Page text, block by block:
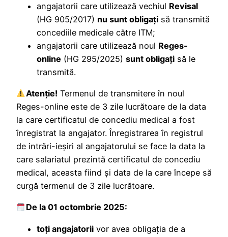
angajatorii care utilizează vechiul Revisal
(HG 905/2017) nu sunt obligaţi să transmită
concediile medicale către ITM;
angajatorii care utilizează noul Reges-
online (HG 295/2025) sunt obligaţi să le
transmită.
Atenţie! Termenul de transmitere în noul
Reges-online este de 3 zile lucrătoare de la data
la care certificatul de concediu medical a fost
înregistrat la angajator. Înregistrarea în registrul
de intrări-ieșiri al angajatorului se face la data la
care salariatul prezintă certificatul de concediu
medical, aceasta fiind și data de la care începe să
curgă termenul de 3 zile lucrătoare.
De la 01 octombrie 2025:
toţi angajatorii vor avea obligaţia de a